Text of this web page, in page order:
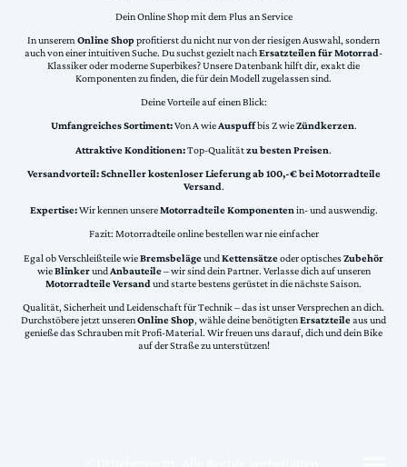
Dein Online Shop mit dem Plus an Service
In unserem Online Shopprofitierst du nicht nur von der riesigen Auswahl, sondern
auch von einer intuitiven Suche. Du suchst gezielt nachErsatzteilen für Motorrad-
Klassiker oder moderne Superbikes? Unsere Datenbank hilft dir, exakt die
Komponenten zu finden, die für dein Modell zugelassen sind.
Deine Vorteile auf einen Blick:
Umfangreiches Sortiment:Von A wieAuspuffbis Z wieZündkerzen.
Attraktive Konditionen:Top-Qualitätzu besten Preisen.
Versandvorteil:Schneller kostenloser Lieferung ab 100,-€ bei Motorradteile
Versand.
Expertise:Wir kennen unsereMotorradteile Komponentenin- und auswendig.
Fazit: Motorradteile online bestellen war nie einfacher
Egal ob Verschleißteile wieBremsbelägeundKettensätzeoder optischesZubehör
wieBlinkerundAnbauteile– wir sind dein Partner. Verlasse dich auf unseren
Motorradteile Versand und starte bestens gerüstet in die nächste Saison.
Qualität, Sicherheit und Leidenschaft für Technik – das ist unser Versprechen an dich.
Durchstöbere jetzt unserenOnline Shop, wähle deine benötigtenErsatzteileaus und
genieße das Schrauben mit Profi-Material. Wir freuen uns darauf, dich und dein Bike
auf der Straße zu unterstützen!